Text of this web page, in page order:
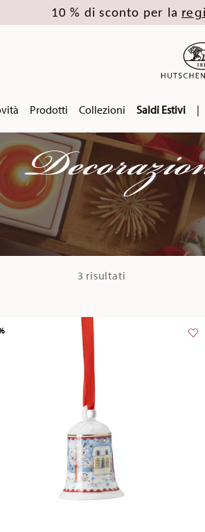
10 % di sconto per la
Prodotti Collezioni Saldi Estivi |
3 risultati